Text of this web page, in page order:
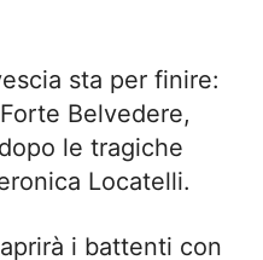
sta per finire:
Belvedere,
le tragiche
Locatelli.
i battenti con